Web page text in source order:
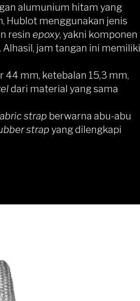
alumunium hitam yang
Hublot menggunakan jenis
resin epoxy, yakni komponen
jam tangan ini memiliki
mm, ketebalan 15,3 mm,
dari material yang sama
strap berwarna abu-abu
strap yang dilengkapi